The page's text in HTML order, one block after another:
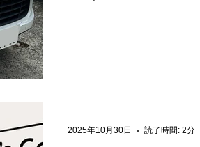
応しております😊 Little
2025年10月30日 読了時間: 2分